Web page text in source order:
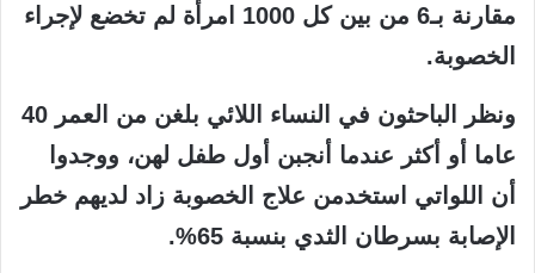
مقارنة بـ6 من بين كل 1000 امرأة لم تخضع لإجراء
الخصوبة.
ونظر الباحثون في النساء اللائي بلغن من العمر 40
عاما أو أكثر عندما أنجبن أول طفل لهن، ووجدوا
أن اللواتي استخدمن علاج الخصوبة زاد لديهم خطر
الإصابة بسرطان الثدي بنسبة 65%.